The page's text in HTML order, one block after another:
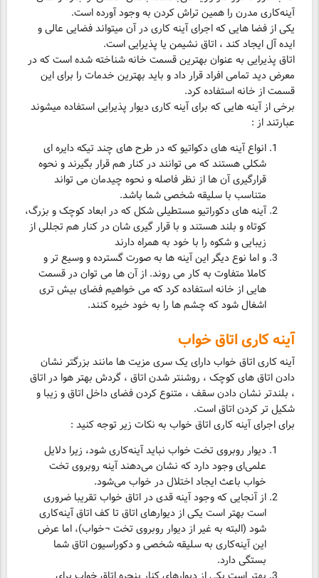
آینه‌کاری مدرن را همین تراش کردن به وجود آورده است.
یکی از فضا هایی که اجرای آینه کاری در آن میتواند فضایی عالی و
ایده آل ایجاد کند ، اتاق نشیمن یا پذیرایی است.
اتاق پذیرایی به عنوان بهترین قسمت خانه شناخته شده است که در
معرض دید تمامی افراد قرار داد و باید بهترین خدمات را برای این
قسمت از خانه استفاده کرد.
برخی از آینه هایی که برای آینه کاری دیوار پذیرایی استفاده میشوند
عبارتند از :
انواع آینه های دکواتیو که در طرح های چند تیکه دایره ای
شکلی هستند که می توانند در کنار هم قرار بگیرند و نحوه
قرارگیری آن ها از نظر فاصله و نحوه چیدمان می تواند
متناسب با سلیقه شخصی شما باشد.
آینه های دکوراتیو مستطیلی شکل که در ابعاد کوچک و بزرگ،
کوتاه و بلند هستند و با قرار گیری شان در کنار هم تجللی از
زیبایی و شکوه را با خود به همراه دارند
و اما نوع دیگر این آینه ها به صورت گسترده و وسیع تر و
کاملا متفاوت به کار می روند. از آن ها می توان در قسمت
هایی از خانه استفاده کرد که می خواهیم فضای بیش تری
اشغال شود که چشم ها را به خود خیره کنند.
آینه کاری اتاق خواب
آینه کاری اتاق خواب دارای یک سری مزیت ها مانند بزرگتر نشان
دادن اتاق های کوچک ، روشنتر شدن اتاق ، گردش بهتر هوا در اتاق
، بلندتر نشان دادن سقف ، متنوع کردن فضای داخل اتاق و زیبا و
شکیل تر کردن اتاق است.
برای اجرای آینه کاری اتاق خواب به نکات زیر توجه کنید :
دیوار روبروی تخت خواب نباید آینه‌کاری شود، زیرا دلایل
علمی‌ای وجود دارد که نشان می‌دهند آینه روبروی تخت
خواب باعث ایجاد اختلال در خواب می‌شود.
از آنجایی که وجود آینه قدی در اتاق خواب تقریبا ضروری
است بهتر است یکی از دیوارهای اتاق تا کف اتاق آینه‌کاری
شود (البته به غیر از دیوار روبروی تخت ¬خواب)، اما عرض
این آینه‌کاری به سلیقه شخصی و دکوراسیون اتاق شما
بستگی دارد.